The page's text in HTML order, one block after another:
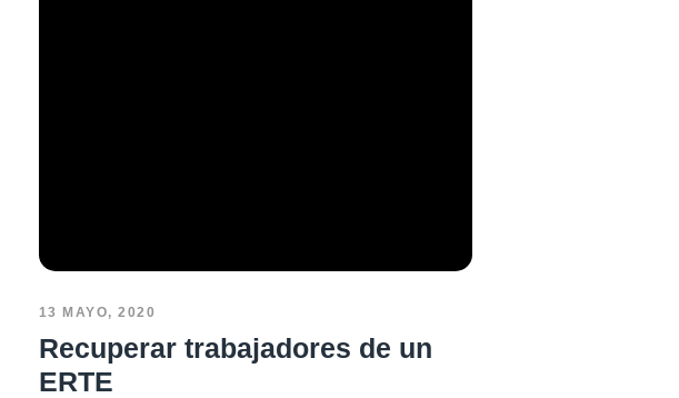
13 MAYO, 2020
Recuperar trabajadores de un
ERTE